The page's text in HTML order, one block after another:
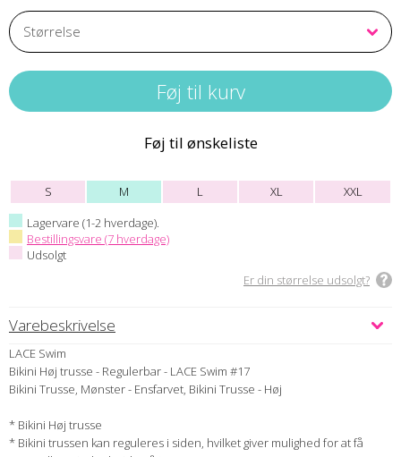
Føj til ønskeliste
S M L XL
XXL
Lagervare (1-2 hverdage).
Bestillingsvare (7 hverdage)
Udsolgt
Er din størrelse udsolgt?
Varebeskrivelse
LACE Swim
Bikini Høj trusse - Regulerbar - LACE Swim #17
Bikini Trusse, Mønster - Ensfarvet, Bikini Trusse - Høj
* Bikini Høj trusse
* Bikini trussen kan reguleres i siden, hvilket giver mulighed for at få